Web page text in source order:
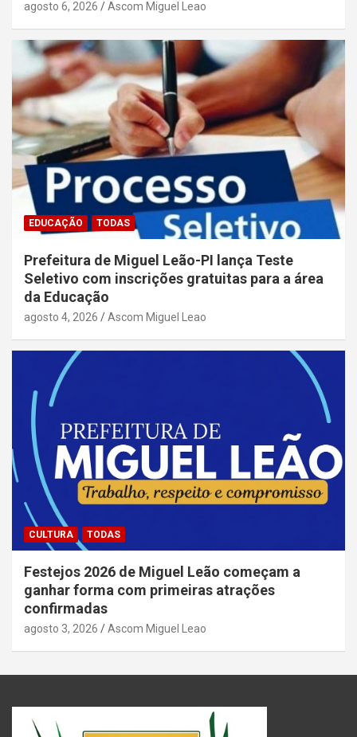
agosto 6, 2026 Ascom Miguel Leao
EDUCAÇÃO TODAS
Prefeitura de Miguel Leão-PI lança Teste
Seletivo com inscrições gratuitas para a área
da Educação
agosto 4, 2026 Ascom Miguel Leao
CULTURA TODAS
Festejos 2026 de Miguel Leão começam a
ganhar forma com primeiras atrações
confirmadas
agosto 3, 2026 Ascom Miguel Leao